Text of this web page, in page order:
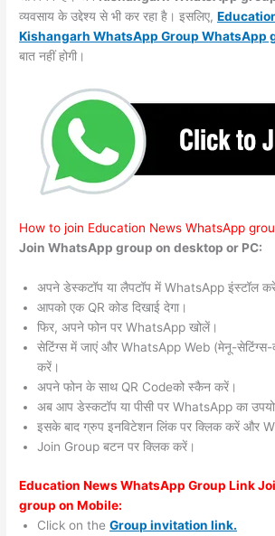
व्यवसाय के उद्देश्य से भी कर रहा है। इसलिए,
Kishangarh WhatsApp Group WhatsApp
बात नहीं होगी।
How to join Education News WhatsApp
Join WhatsApp group on desktop or PC:
अपने डेस्कटॉप या लैपटॉप में WhatsApp इंस्टॉल
आपको एक QR कोड दिखाई देगा।
फिर, अपने फोन पर WhatsApp खोलें।
सेटिंग्स में जाएं और WhatsApp Web (मेनू-सेटिंग्स-
करें।
अपने फोन के साथ QR Codeको स्कैन करें।
अब आप डेस्कटॉप या पीसी पर WhatsApp का
इसके बाद ग्रुप इनविटेशन लिंक पर क्लिक करें और
Join Group बटन पर क्लिक करें।
Education News WhatsApp Group Link
group on Mobile:
Click on theGroup invitation link.